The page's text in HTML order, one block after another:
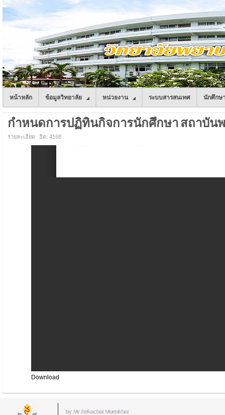
หน้าหลัก ข้อมูลวิทยาลัย หน่วยงาน ระบบสารสนเทศ นักศึกษ
กำหนดการปฏิทินกิจการนักศึกษา สถาบันพ
รายละเอียด ฮิต: 4168
Download
by Mr.Aekachai Muenkhat